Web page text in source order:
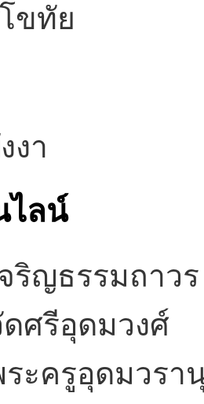
ขทัย
งา
ไลน์
ริญธรรมถาวร
ศรีอุดมวงศ์
ระครูอุดมวรา